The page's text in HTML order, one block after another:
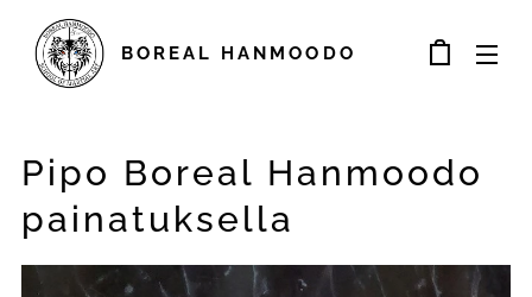
BOREAL HANMOODO
Pipo Boreal Hanmoodo
painatuksella